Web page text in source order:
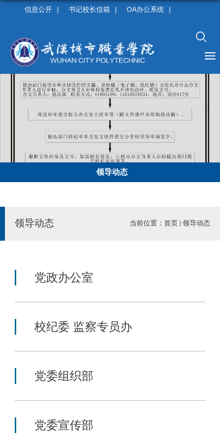
信息公开 | 书记校长信箱 | OA办公系统 |
领导动态
领导动态 当前位置： 首页 领导动态
党政办公室
校纪委 监察专员办
党委组织部
党委宣传部